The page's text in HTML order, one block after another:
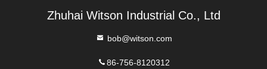
Zhuhai Witson Industrial Co., Ltd
bob@witson.com
86-756-8120312